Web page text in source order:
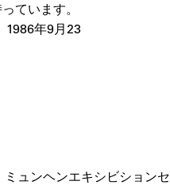
ています。
1986年9月23
ュンヘンエキシビションセ